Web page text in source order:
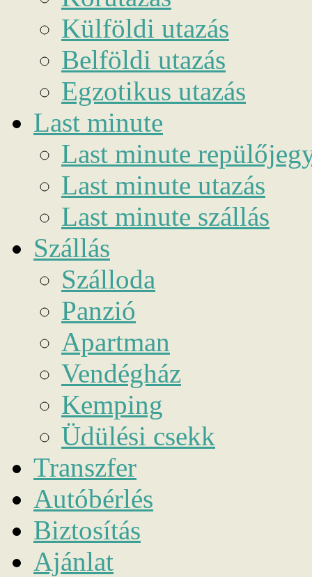
Külföldi utazás
Belföldi utazás
Egzotikus utazás
Last minute
Last minute
Last minute utazás
Last minute szállás
Szállás
Szálloda
Panzió
Apartman
Vendégház
Kemping
Üdülési csekk
Transzfer
Autóbérlés
Biztosítás
Ajánlat